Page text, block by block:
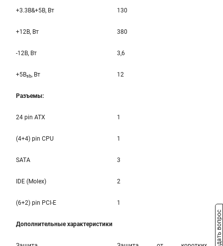
+3.3B&+5B, Вт 130
+12B, Вт 380
-12B, Вт 3,6
+5Bsb, Вт 12
Разъемы:
24 pin ATX 1
(4+4) pin CPU 1
SATA 3
IDE (Molex) 2
(6+2) pin PCI-E 1
Дополнительные характеристики Задать вопрос